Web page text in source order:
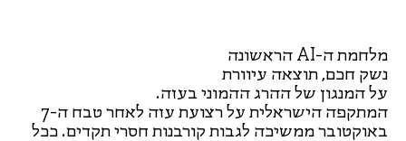
מלחמת ה-AI הראשונה
נשק חכם, תוצאה עיוורת
על המנגון של ההרג ההמוני בעזה.
המתקפה הישראלית על רצועת עזה לאחר טבח ה-7
באוקטובר ממשיכה לגבות קורבנות חסרי תקדים. ככל